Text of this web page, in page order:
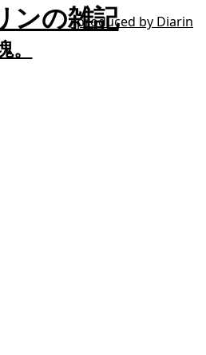
produced by Diarin
ンの雑記